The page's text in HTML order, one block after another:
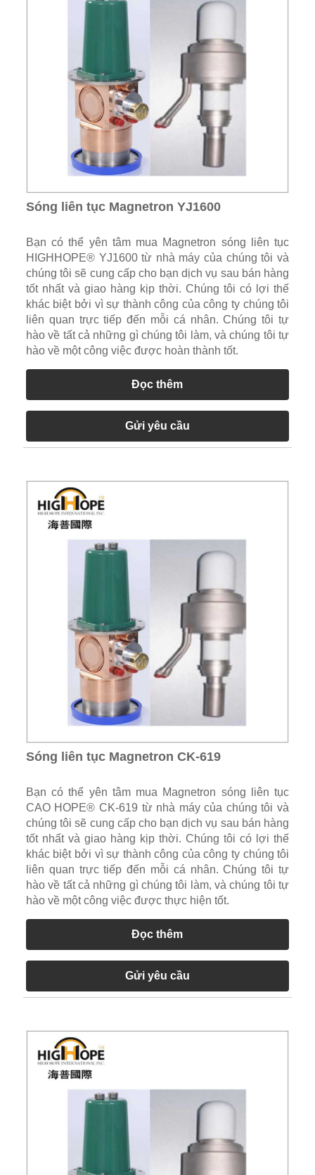
Sóng liên tục Magnetron YJ1600
Bạn có thể yên tâm mua Magnetron sóng liên tục
HIGHHOPE® YJ1600 từ nhà máy của chúng tôi và
chúng tôi sẽ cung cấp cho bạn dịch vụ sau bán hàng
tốt nhất và giao hàng kịp thời. Chúng tôi có lợi thế
khác biệt bởi vì sự thành công của công ty chúng tôi
liên quan trực tiếp đến mỗi cá nhân. Chúng tôi tự
hào về tất cả những gì chúng tôi làm, và chúng tôi tự
hào về một công việc được hoàn thành tốt.
Đọc thêm
Gửi yêu cầu
Sóng liên tục Magnetron CK-619
Bạn có thể yên tâm mua Magnetron sóng liên tục
CAO HOPE® CK-619 từ nhà máy của chúng tôi và
chúng tôi sẽ cung cấp cho bạn dịch vụ sau bán hàng
tốt nhất và giao hàng kịp thời. Chúng tôi có lợi thế
khác biệt bởi vì sự thành công của công ty chúng tôi
liên quan trực tiếp đến mỗi cá nhân. Chúng tôi tự
hào về tất cả những gì chúng tôi làm, và chúng tôi tự
hào về một công việc được thực hiện tốt.
Đọc thêm
Gửi yêu cầu